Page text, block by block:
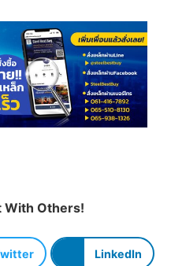
With Others!
LinkedIn